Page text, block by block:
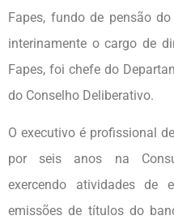
Fapes, fundo de pensão
interinamente o cargo de
Fapes, foi chefe do
do Conselho Deliberativo.
O executivo é profissional
por seis anos na
exercendo atividades de
emissões de títulos do